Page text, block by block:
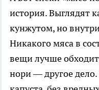
история. Выглядят
кунжутом, но
Никакого мяса в
вещи лучше
нори — другое